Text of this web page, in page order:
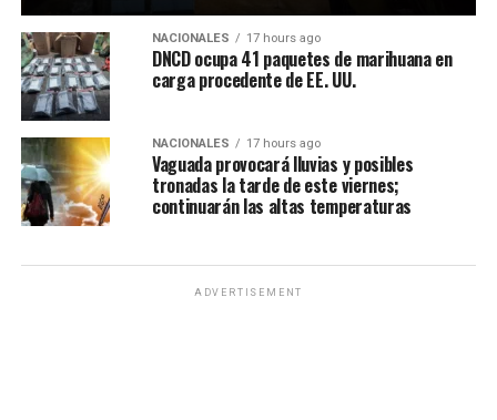
NACIONALES 17 hours ago
DNCD ocupa 41 paquetes de marihuana en
carga procedente de EE. UU.
NACIONALES 17 hours ago
Vaguada provocará lluvias y posibles
tronadas la tarde de este viernes;
continuarán las altas temperaturas
ADVERTISEMENT